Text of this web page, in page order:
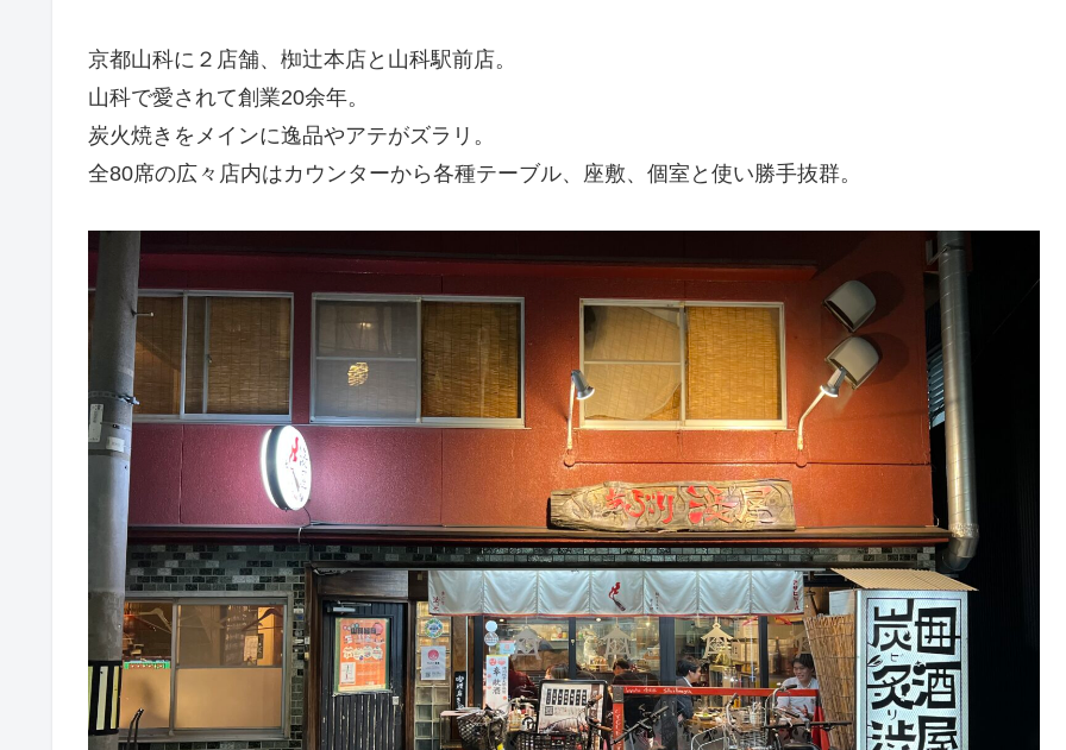
京都山科に２店舗、椥辻本店と山科駅前店。
山科で愛されて創業20余年。
炭火焼きをメインに逸品やアテがズラリ。
全80席の広々店内はカウンターから各種テーブル、座敷、個室と使い勝手抜群。